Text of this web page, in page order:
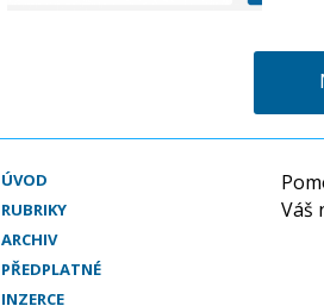
ÚVOD
RUBRIKY
ARCHIV
PŘEDPLATNÉ
INZERCE
Váš